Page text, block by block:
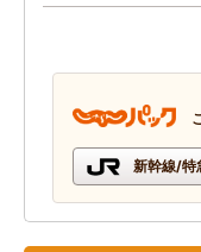
新幹線/特